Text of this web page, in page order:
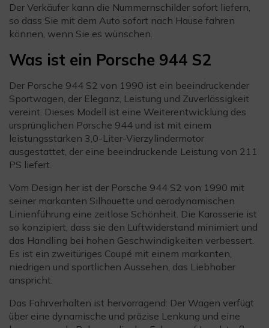
Der Verkäufer kann die Nummernschilder sofort liefern,
so dass Sie mit dem Auto sofort nach Hause fahren
können, wenn Sie es wünschen.
Was ist ein Porsche 944 S2
Der Porsche 944 S2 von 1990 ist ein beeindruckender
Sportwagen, der Eleganz, Leistung und Zuverlässigkeit
vereint. Dieses Modell ist eine Weiterentwicklung des
ursprünglichen Porsche 944 und ist mit einem
leistungsstarken 3,0-Liter-Vierzylindermotor
ausgestattet, der eine beeindruckende Leistung von 211
PS liefert.
Vom Design her ist der Porsche 944 S2 von 1990 mit
seiner markanten Silhouette und aerodynamischen
Linienführung eine zeitlose Schönheit. Die Karosserie ist
so konzipiert, dass sie den Luftwiderstand minimiert und
das Handling bei hohen Geschwindigkeiten verbessert.
Es ist ein zweitüriges Coupé mit einem markanten,
niedrigen und sportlichen Aussehen, das Liebhaber
anspricht.
Das Fahrverhalten ist hervorragend: Der Wagen verfügt
über eine dynamische und präzise Lenkung und eine